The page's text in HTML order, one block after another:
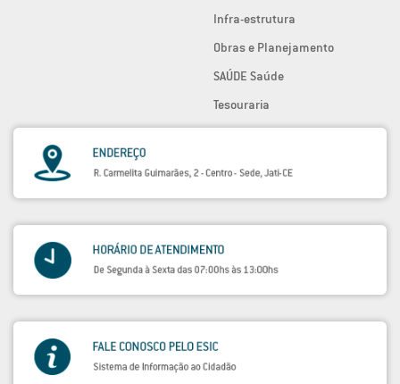
Infra-estrutura
Obras e Planejamento
SAÚDE Saúde
Tesouraria